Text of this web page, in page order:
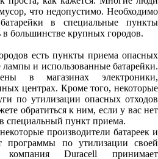
что недопустимо. Необходимо
в специальные пункты
в большинстве крупных городов.
есть пункты приема опасных
лампы и использованные батарейки.
в магазинах электроники,
центрах. Кроме того, некоторые
по утилизации опасных отходов
обратиться к ним, если у вас нет
специальный пункт приема.
производители батареек и
программы по утилизации своей
Duracell принимает